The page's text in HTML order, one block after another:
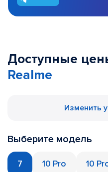
Доступные
Realme
Изменить
Выберите модель
7 10 Pro 10